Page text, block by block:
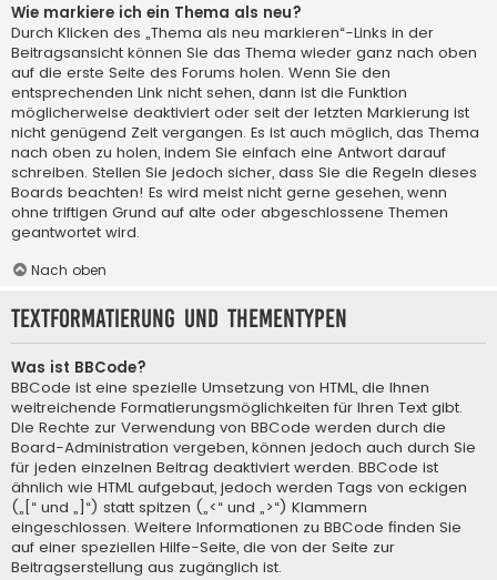
Wie markiere ich ein Thema als neu?
Durch Klicken des „Thema als neu markieren“-Links in der
Beitragsansicht können Sie das Thema wieder ganz nach oben
auf die erste Seite des Forums holen. Wenn Sie den
entsprechenden Link nicht sehen, dann ist die Funktion
möglicherweise deaktiviert oder seit der letzten Markierung ist
nicht genügend Zeit vergangen. Es ist auch möglich, das Thema
nach oben zu holen, indem Sie einfach eine Antwort darauf
schreiben. Stellen Sie jedoch sicher, dass Sie die Regeln dieses
Boards beachten! Es wird meist nicht gerne gesehen, wenn
ohne triftigen Grund auf alte oder abgeschlossene Themen
geantwortet wird.
Nach oben
Textformatierung und Thementypen
Was ist BBCode?
BBCode ist eine spezielle Umsetzung von HTML, die Ihnen
weitreichende Formatierungsmöglichkeiten für Ihren Text gibt.
Die Rechte zur Verwendung von BBCode werden durch die
Board-Administration vergeben, können jedoch auch durch Sie
für jeden einzelnen Beitrag deaktiviert werden. BBCode ist
ähnlich wie HTML aufgebaut, jedoch werden Tags von eckigen
(„[“ und „]“) statt spitzen („<“ und „>“) Klammern
eingeschlossen. Weitere Informationen zu BBCode finden Sie
auf einer speziellen Hilfe-Seite, die von der Seite zur
Beitragserstellung aus zugänglich ist.